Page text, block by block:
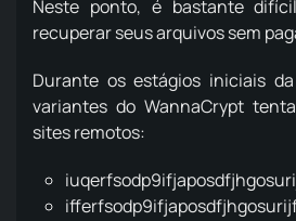
Neste ponto, é bastante
recuperar seus arquivos sem
Durante os estágios iniciais
variantes do WannaCrypt
sites remotos: